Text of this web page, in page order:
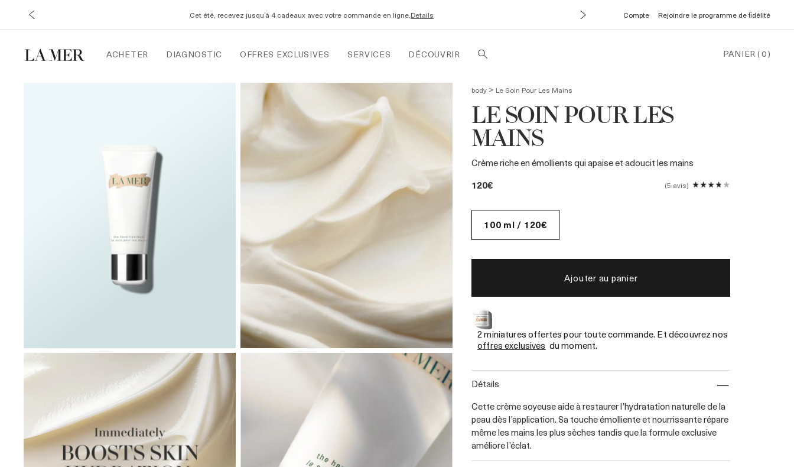
Cet été, recevez jusqu’à 4 cadeaux avec votre commande en ligne.Details Compte Rejoindre le programme de fidélité
ACHETER DIAGNOSTIC OFFRES EXCLUSIVES SERVICES DÉCOUVRIR PANIER(0)
body > Le Soin Pour Les Mains
LE SOIN POUR LES
MAINS
Crème riche en émollients qui apaise et adoucit les mains
120€
5 avis
100 ml / 120€
Ajouter au panier
2 miniatures offertes pour toute commande. Et découvrez nos
offres exclusives du moment.
détails
Cette crème soyeuse aide à restaurer l’hydratation naturelle de la
peau dès l’application. Sa touche émolliente et nourrissante répare
même les mains les plus sèches tandis que la formule exclusive
améliore l’éclat.